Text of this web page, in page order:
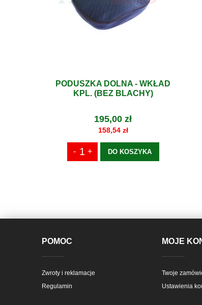
PODUSZKA DOLNA - WKŁAD
KPL. (BEZ BLACHY)
195,00 zł
158,54 zł
DO KOSZYKA
POMOC
Zwroty i reklamacje
Regulamin
MOJE
Twoje
Ustawienia